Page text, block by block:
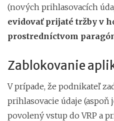
(nových prihlasovacích
evidovať prijaté tržby v
prostredníctvom
Zablokovanie
V prípade, že podnikateľ
prihlasovacie údaje
povolený vstup do VRP a